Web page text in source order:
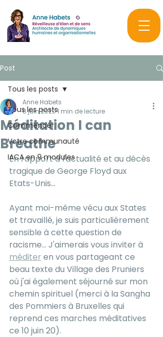
Post
Tous les posts
Commencer
Votre communauté
IACA en 9 modules
Tous les posts
Méditation I can
Breathe
Anne Habets
8 juin 20201 min de lecture
En rapport à l'actualité et au décès
tragique de George Floyd aux
Etats-Unis...
Ayant moi-même vécu aux States
et travaillé, je suis particulièrement
sensible à cette question de
racisme... J'aimerais vous inviter à
méditer en vous partageant ce
beau texte du Village des Pruniers
où j'ai également séjourné sur mon
chemin spirituel (merci à la Sangha
des Pommiers à Bruxelles qui
reprend ces marches méditatives
ce 10 juin 20).